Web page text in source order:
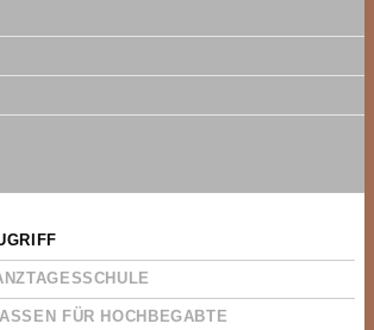
FÜR HOCHBEGABTE